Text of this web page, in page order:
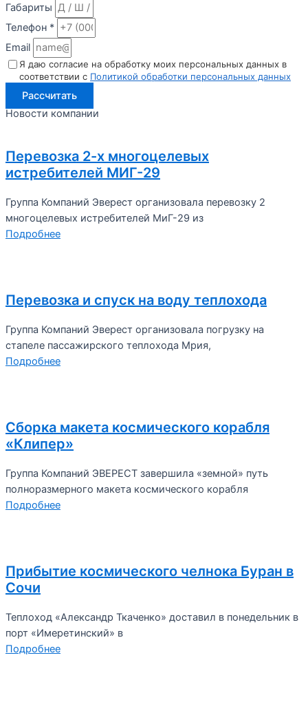
Габариты
Телефон *
Email
Я даю согласие на обработку моих персональных данных в
соответствии с Политикой обработки персональных данных
Рассчитать
Новости компании
Перевозка 2-х многоцелевых
истребителей МИГ-29
Группа Компаний Эверест организовала перевозку 2
многоцелевых истребителей МиГ-29 из
Подробнее
Перевозка и спуск на воду теплохода
Группа Компаний Эверест организовала погрузку на
стапеле пассажирского теплохода Мрия,
Подробнее
Сборка макета космического корабля
«Клипер»
Группа Компаний ЭВЕРЕСТ завершила «земной» путь
полноразмерного макета космического корабля
Подробнее
Прибытие космического челнока Буран в
Сочи
Теплоход «Александр Ткаченко» доставил в понедельник в
порт «Имеретинский» в
Подробнее